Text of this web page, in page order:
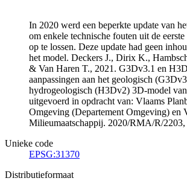
In 2020 werd een beperkte update van
om enkele technische fouten uit de
op te lossen. Deze update had geen
het model. Deckers J., Dirix K.,
& Van Haren T., 2021. G3Dv3.1 en
aanpassingen aan het geologisch
hydrogeologisch (H3Dv2) 3D-model
uitgevoerd in opdracht van: Vlaams
Omgeving (Departement Omgeving) en
Milieumaatschappij. 2020/RMA/R/
Unieke code
EPSG:31370
Distributieformaat